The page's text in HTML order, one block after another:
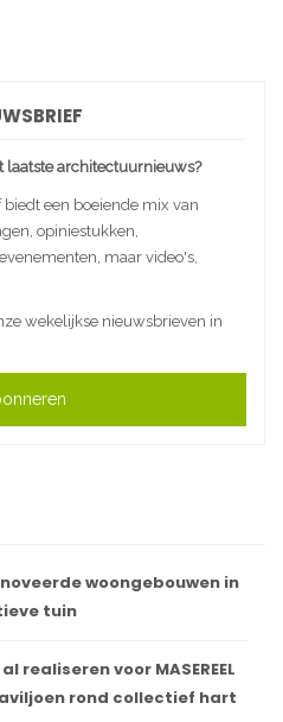
laatste architectuurnieuws?
een boeiende mix van
opiniestukken,
maar video's,
wekelijkse nieuwsbrieven in
woongebouwen in
tuin
realiseren voor MASEREEL
rond collectief hart